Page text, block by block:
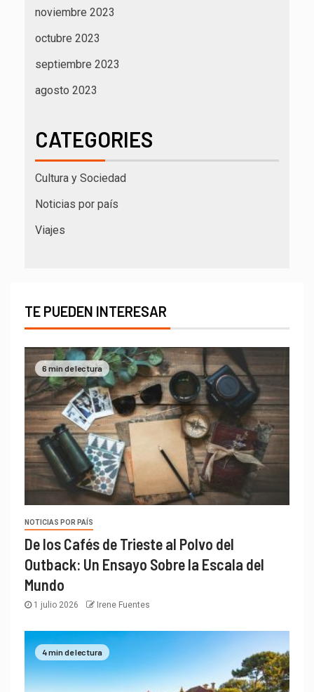
noviembre 2023
octubre 2023
septiembre 2023
agosto 2023
CATEGORIES
Cultura y Sociedad
Noticias por país
Viajes
TE PUEDEN INTERESAR
6 min de lectura
NOTICIAS POR PAÍS
De los Cafés de Trieste al Polvo del
Outback: Un Ensayo Sobre la Escala del
Mundo
1 julio 2026 Irene Fuentes
4 min de lectura